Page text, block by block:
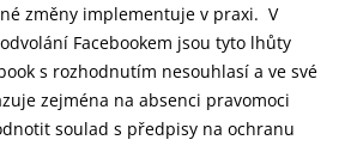
změny implementuje v praxi. V
Facebookem jsou tyto lhůty
s rozhodnutím nesouhlasí a ve své
zejména na absenci pravomoci
soulad s předpisy na ochranu